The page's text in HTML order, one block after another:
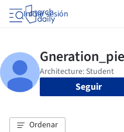
Iniciar sesión
Seguir
Ordenar